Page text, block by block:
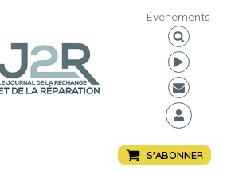
Événements
S'ABONNER